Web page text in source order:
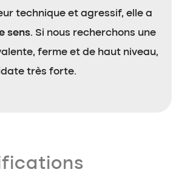
technique et agressif, elle a
sens. Si nous recherchons une
ferme et de haut niveau,
très forte.